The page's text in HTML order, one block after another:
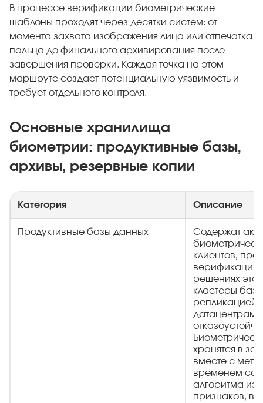
В процессе верификации биометрические
шаблоны проходят через десятки систем: от
момента захвата изображения лица или отпечатка
пальца до финального архивирования после
завершения проверки. Каждая точка на этом
маршруте создает потенциальную уязвимость и
требует отдельного контроля.
Основные хранилища
биометрии: продуктивные базы,
архивы, резервные копии
Категория Описание
Продуктивные базы данных
Содержат
клиентов,
решениях это
кластеры баз
репликацией
хранятся в
вместе с
временем
алгоритма
признаков,